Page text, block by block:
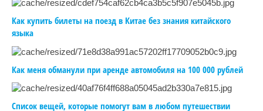
Как купить билеты на поезд в Китае без знания китайского
языка
Как меня обманули при аренде автомобиля на 100 000 рублей
Список вещей, которые помогут вам в любом путешествии